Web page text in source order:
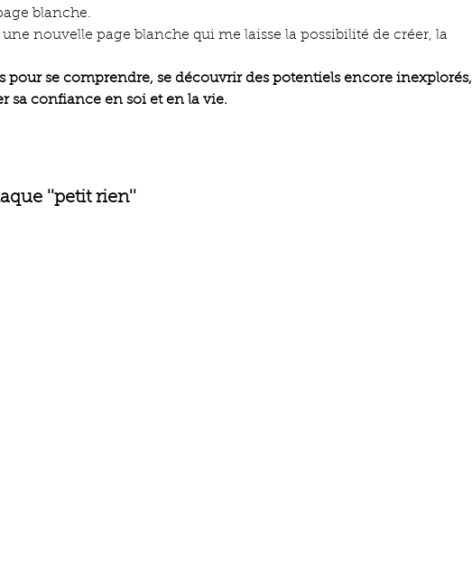
blanche.
nouvelle page blanche qui me laisse la possibilité de créer, la
pour se comprendre, se découvrir des potentiels encore inexplorés,
sa confiance en soi et en la vie.
''petit rien''